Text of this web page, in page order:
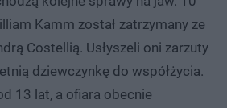
Kamm został zatrzymany ze
Costellią. Usłyszeli oni zarzuty
dziewczynkę do współżycia.
13 lat, a ofiara obecnie